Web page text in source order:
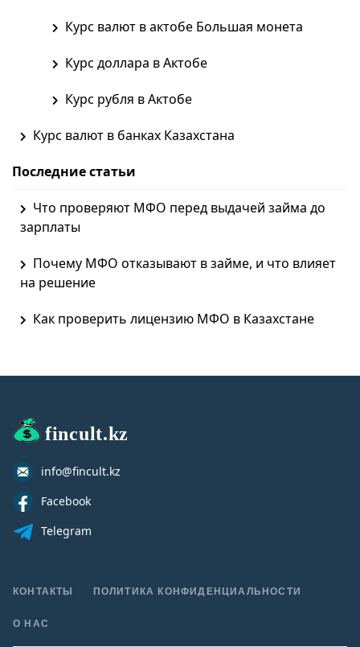
Курс валют в актобе Большая монета
Курс доллара в Актобе
Курс рубля в Актобе
Курс валют в банках Казахстана
Последние статьи
Что проверяют МФО перед выдачей займа до
зарплаты
Почему МФО отказывают в займе, и что влияет
на решение
Как проверить лицензию МФО в Казахстане
fincult.kz
info@fincult.kz
Facebook
Telegram
КОНТАКТЫ ПОЛИТИКА КОНФИДЕНЦИАЛЬНОСТИ
О НАС